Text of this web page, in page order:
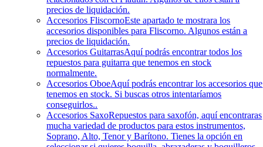
precios de liquidación.
Accesorios FliscornoEste apartado te mostrara los
accesorios disponibles para Fliscorno. Algunos están a
precios de liquidación.
Accesorios GuitarrasAquí podrás encontrar todos los
repuestos para guitarra que tenemos en stock
normalmente.
Accesorios OboeAquí podrás encontrar los accesorios que
tenemos en stock. Si buscas otros intentaríamos
conseguirlos..
Accesorios SaxoRepuestos para saxofón, aquí encontraras
mucha variedad de productos para estos instrumentos,
Soprano, Alto, Tenor y Barítono. Tienes la opción en